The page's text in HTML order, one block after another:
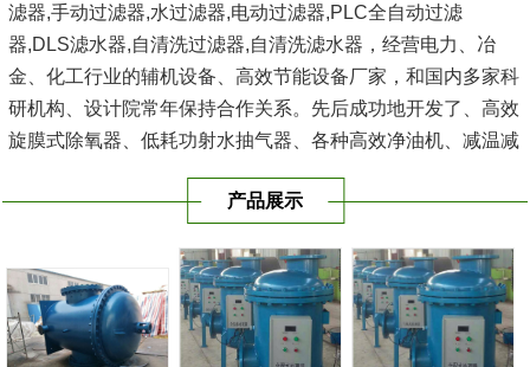
滤器,手动过滤器,水过滤器,电动过滤器,PLC全自动过滤
器,DLS滤水器,自清洗过滤器,自清洗滤水器，经营电力、冶
金、化工行业的辅机设备、高效节能设备厂家，和国内多家科
研机构、设计院常年保持合作关系。先后成功地开发了、高效
旋膜式除氧器、低耗功射水抽气器、各种高效净油机、减温减
冷油器、空气冷却...[查看详情]产品展示